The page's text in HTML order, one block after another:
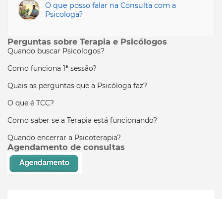
O que posso falar na Consulta com a
Psicologa?
Perguntas sobre Terapia e Psicólogos
Quando buscar Psicologos?
Como funciona 1ª sessão?
Quais as perguntas que a Psicóloga faz?
O que é TCC?
Como saber se a Terapia está funcionando?
Quando encerrar a Psicoterapia?
Agendamento de consultas